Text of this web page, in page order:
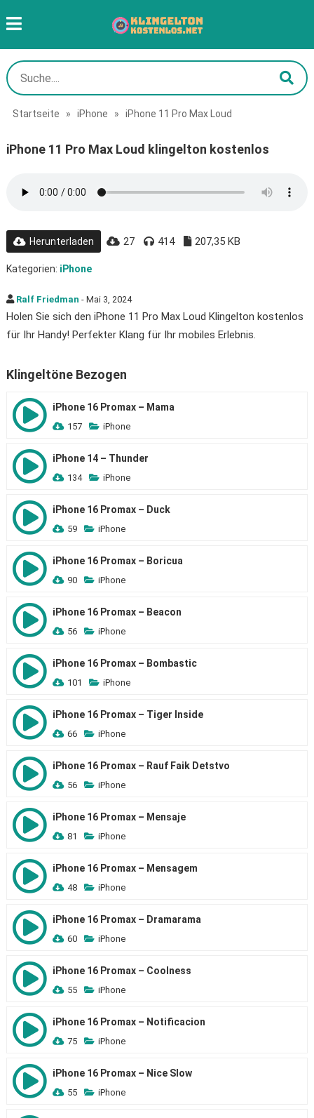
Startseite » iPhone » iPhone 11 Pro Max Loud
iPhone 11 Pro Max Loud klingelton kostenlos
Herunterladen 27 414 207,35 KB
Kategorien: iPhone
Ralf Friedman - Mai 3, 2024
Holen Sie sich den iPhone 11 Pro Max Loud Klingelton kostenlos
für Ihr Handy! Perfekter Klang für Ihr mobiles Erlebnis.
Klingeltöne Bezogen
iPhone 16 Promax – Mama
157 iPhone
iPhone 14 – Thunder
134 iPhone
iPhone 16 Promax – Duck
59 iPhone
iPhone 16 Promax – Boricua
90 iPhone
iPhone 16 Promax – Beacon
56 iPhone
iPhone 16 Promax – Bombastic
101 iPhone
iPhone 16 Promax – Tiger Inside
66 iPhone
iPhone 16 Promax – Rauf Faik Detstvo
56 iPhone
iPhone 16 Promax – Mensaje
81 iPhone
iPhone 16 Promax – Mensagem
48 iPhone
iPhone 16 Promax – Dramarama
60 iPhone
iPhone 16 Promax – Coolness
55 iPhone
iPhone 16 Promax – Notificacion
75 iPhone
iPhone 16 Promax – Nice Slow
55 iPhone